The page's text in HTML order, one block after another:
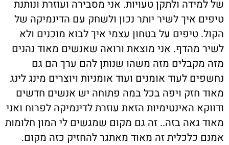
של למידה ולתקן טעויות. אני מסבירה ועוזרת ונותנת
טיפים איך לשיר יותר נכון ולשחק עם הדינמיקה של
הקול. טיפים על בטחון עצמי איך לבוא מוכנים ולא
לשיר מהדף. אני מוצאת ורואה שאנשים מאוד נהנים
מזה מקבלים מזה משהו שנותן להם ערך הם גם
נחשפים לעוד אומנים ועוד אומניות ויוצרים מינג לינג
מאוד חזק ויפה בכל במה פתוחה יש אנשים חדשים
ודווקא האינטימיות הזאת עוזרת לדינמיקה לפרוח ואני
מאוד גאה בזה.. זה גם מקום שמגשים לי המון חלומות
אמנם כלכלית זה מאוד מאתגר להחזיק כזה מקום.